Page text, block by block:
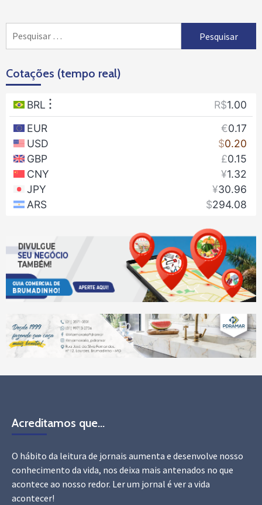
Cotações (tempo real)
Acreditamos que…
O hábito da leitura de jornais aumenta e desenvolve nosso
conhecimento da vida, nos deixa mais antenados no que
acontece ao nosso redor. Ler um jornal é ver a vida
acontecer!